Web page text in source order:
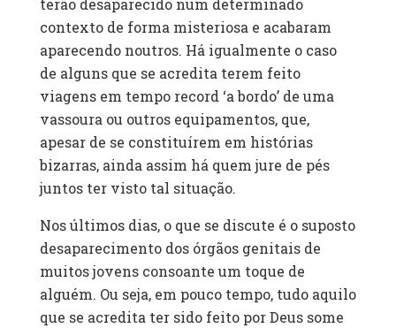
terão desaparecido num determinado
contexto de forma misteriosa e acabaram
aparecendo noutros. Há igualmente o caso
de alguns que se acredita terem feito
viagens em tempo record ‘a bordo’ de uma
vassoura ou outros equipamentos, que,
apesar de se constituírem em histórias
bizarras, ainda assim há quem jure de pés
juntos ter visto tal situação.
Nos últimos dias, o que se discute é o suposto
desaparecimento dos órgãos genitais de
muitos jovens consoante um toque de
alguém. Ou seja, em pouco tempo, tudo aquilo
que se acredita ter sido feito por Deus some